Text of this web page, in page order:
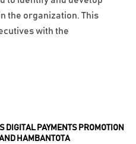
DIGITAL PAYMENTS PROMOTION
HAMBANTOTA
the organization. This
with the